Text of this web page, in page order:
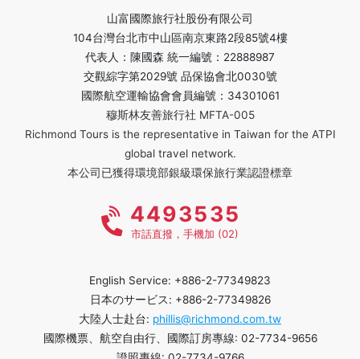
山富國際旅行社股份有限公司
104台灣台北市中山區南京東路2段85號4樓
代表人：陳國森 統一編號：22888987
交觀綜字第2029號 品保協會北0030號
國際航空運輸協會會員編號：34301061
穆斯林友善旅行社 MFTA-005
Richmond Tours is the representative in Taiwan for the ATPI
global travel network.
本公司已獲得環境部銀級環保旅行業認證標章
4493535
市話直撥，手機加 (02)
English Service: +886-2-77349823
日本のサービス: +886-2-77349826
大陸人士赴台: phillis@richmond.com.tw
國際機票、航空自由行、國際訂房專線: 02-7734-9656